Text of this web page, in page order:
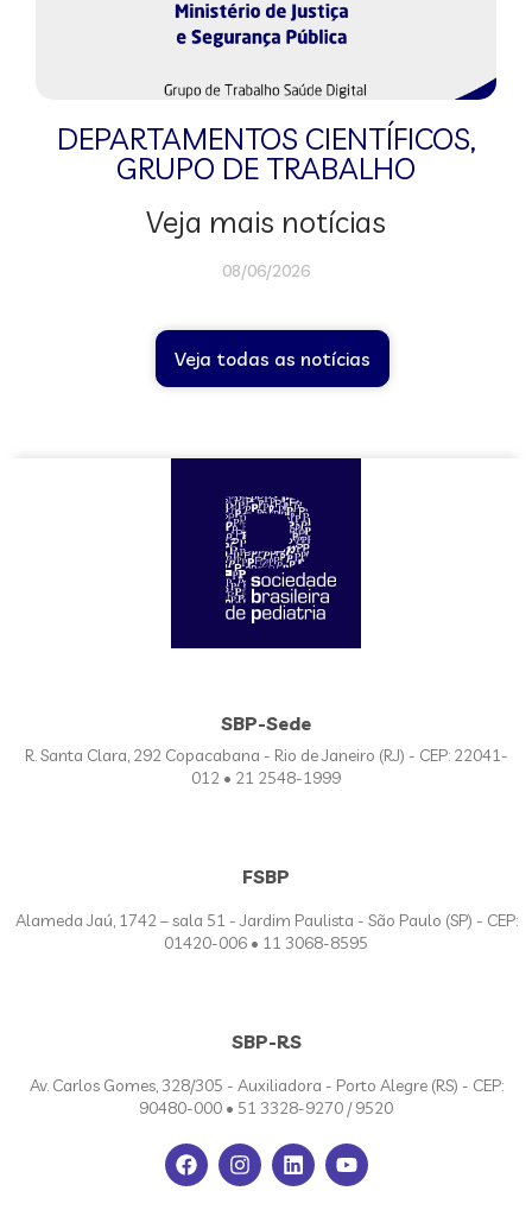
DEPARTAMENTOS CIENTÍFICOS,
GRUPO DE TRABALHO
Veja mais notícias
08/06/2026
Veja todas as notícias
SBP-Sede
R. Santa Clara, 292 Copacabana - Rio de Janeiro (RJ) - CEP: 22041-
012 • 21 2548-1999
FSBP
Alameda Jaú, 1742 – sala 51 - Jardim Paulista - São Paulo (SP) - CEP:
01420-006 • 11 3068-8595
SBP-RS
Av. Carlos Gomes, 328/305 - Auxiliadora - Porto Alegre (RS) - CEP:
90480-000 • 51 3328-9270 / 9520